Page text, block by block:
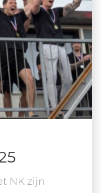
NK zijn